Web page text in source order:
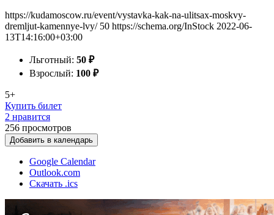
https://kudamoscow.ru/event/vystavka-kak-na-ulitsax-moskvy-
dremljut-kamennye-lvy/ 50 https://schema.org/InStock 2022-06-
13T14:16:00+03:00
Льготный: 50 ₽
Взрослый: 100 ₽
5+
Купить билет
2 нравится
256 просмотров
Добавить в календарь
Google Calendar
Outlook.com
Скачать .ics